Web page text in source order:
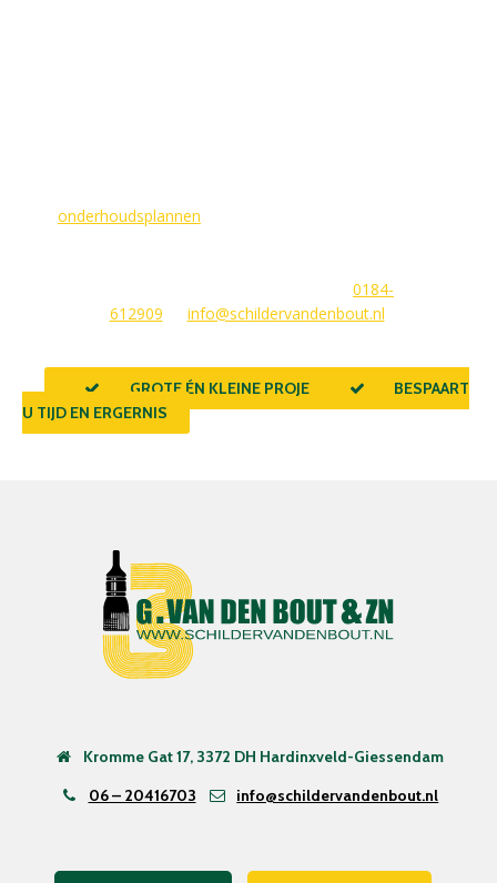
onderhoudsplannen
0184-
612909
info@schildervandenbout.nl
GROTE ÉN KLEINE PROJECTEN
BESPAART
U TIJD EN ERGERNIS
Kromme Gat 17, 3372 DH Hardinxveld-Giessendam
06 – 20416703
info@schildervandenbout.nl